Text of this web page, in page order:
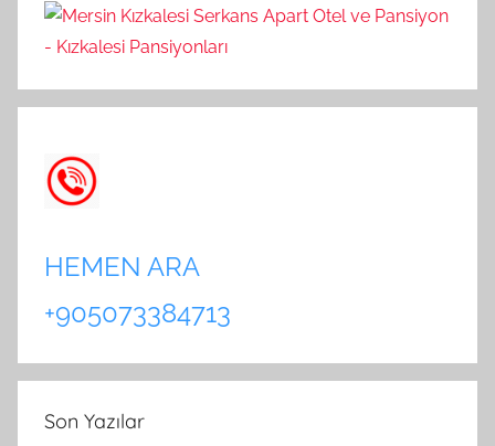
HEMEN ARA
+905073384713
Son Yazılar